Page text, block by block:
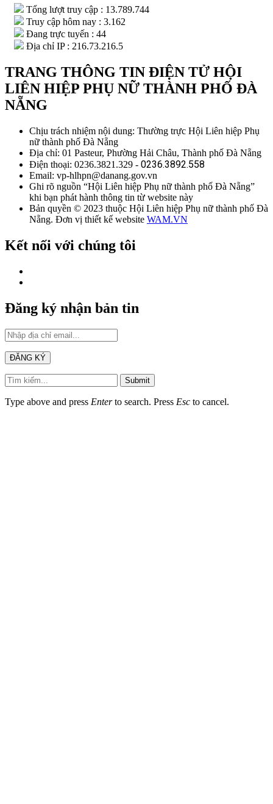
Tổng lượt truy cập : 13.789.744
Truy cập hôm nay : 3.162
Đang trực tuyến : 44
Địa chỉ IP : 216.73.216.5
TRANG THÔNG TIN ĐIỆN TỬ HỘI
LIÊN HIỆP PHỤ NỮ THÀNH PHỐ ĐÀ
NẴNG
Chịu trách nhiệm nội dung: Thường trực Hội Liên hiệp Phụ
nữ thành phố Đà Nẵng
Địa chỉ: 01 Pasteur, Phường Hải Châu, Thành phố Đà Nẵng
Điện thoại: 0236.3821.329 - 0236.3892.558
Email: vp-hlhpn@danang.gov.vn
Ghi rõ nguồn “Hội Liên hiệp Phụ nữ thành phố Đà Nẵng”
khi bạn phát hành thông tin từ website này
Bản quyền © 2023 thuộc Hội Liên hiệp Phụ nữ thành phố Đà
Nẵng. Đơn vị thiết kế website WAM.VN
Kết nối với chúng tôi
Đăng ký nhận bản tin
Submit
Type above and press Enterto search. Press Esc to cancel.